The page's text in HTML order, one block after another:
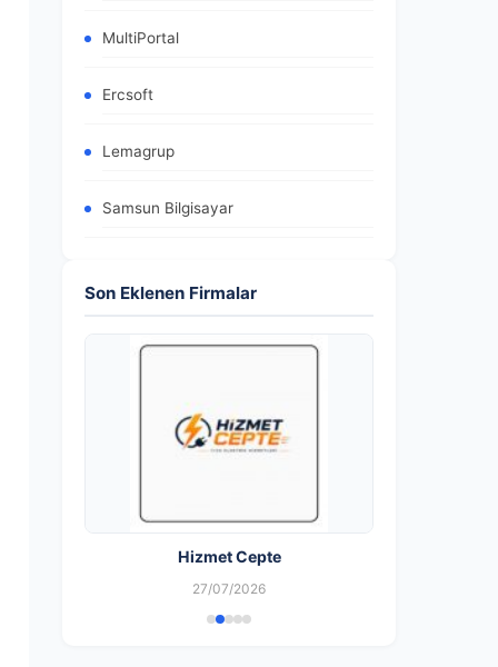
MultiPortal
Ercsoft
Lemagrup
Samsun Bilgisayar
Son Eklenen Firmalar
Hizmet Cepte
27/07/2026